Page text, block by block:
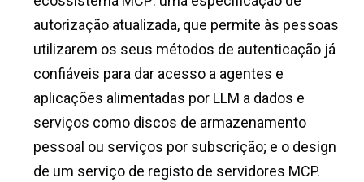
autorização atualizada, que permite às pessoas
utilizarem os seus métodos de autenticação já
confiáveis para dar acesso a agentes e
aplicações alimentadas por LLM a dados e
serviços como discos de armazenamento
pessoal ou serviços por subscrição; e o design
de um serviço de registo de servidores MCP.